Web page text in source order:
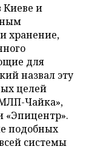
Киеве и
хранение,
для
назвал эту
целей
Чайка»,
«Эпицентр».
подобных
системы